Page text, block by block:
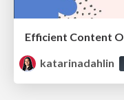
katarinadahlin